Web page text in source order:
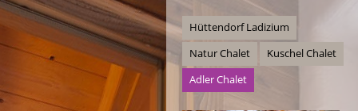
Hüttendorf Ladizium
Natur Chalet
Kuschel Chalet
Adler Chalet